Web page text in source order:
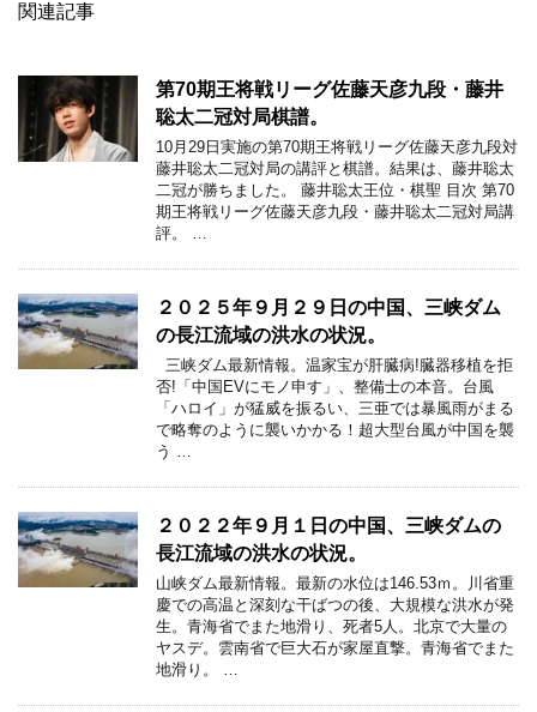
関連記事
第70期王将戦リーグ佐藤天彦九段・藤井
聡太二冠対局棋譜。
10月29日実施の第70期王将戦リーグ佐藤天彦九段対
藤井聡太二冠対局の講評と棋譜。結果は、藤井聡太
二冠が勝ちました。 藤井聡太王位・棋聖 目次 第70
期王将戦リーグ佐藤天彦九段・藤井聡太二冠対局講
評。 …
２０２５年９月２９日の中国、三峡ダム
の長江流域の洪水の状況。
三峡ダム最新情報。温家宝が肝臓病!臓器移植を拒
否!「中国EVにモノ申す」、整備士の本音。台風
「ハロイ」が猛威を振るい、三亜では暴風雨がまる
で略奪のように襲いかかる！超大型台風が中国を襲
う …
２０２２年９月１日の中国、三峡ダムの
長江流域の洪水の状況。
山峡ダム最新情報。最新の水位は146.53ｍ。川省重
慶での高温と深刻な干ばつの後、大規模な洪水が発
生。青海省でまた地滑り、死者5人。北京で大量の
ヤスデ。雲南省で巨大石が家屋直撃。青海省でまた
地滑り。 …